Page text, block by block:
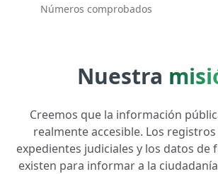
Números comprobados
Nuestra
Creemos que la información
realmente accesible. Los
expedientes judiciales y los datos de
existen para informar a la